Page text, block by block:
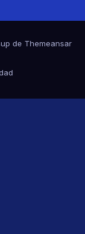
de Themeansar